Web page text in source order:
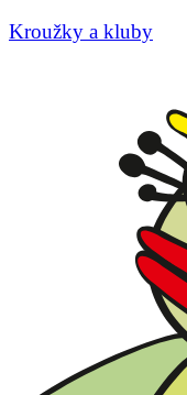
Kroužky a kluby